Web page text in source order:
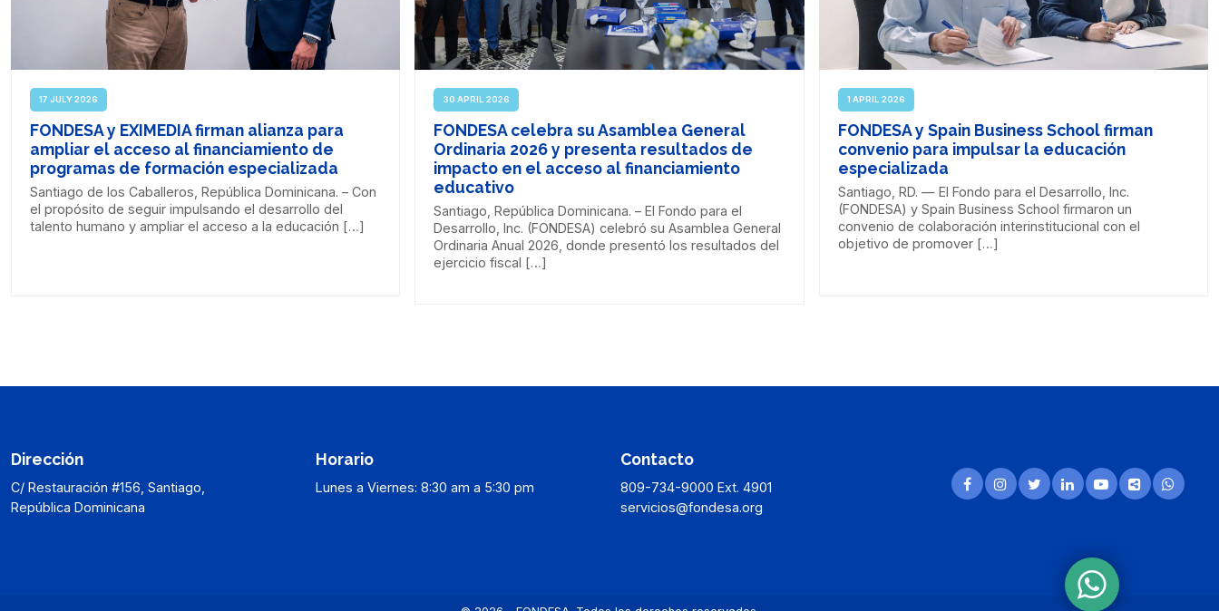
17 JULY 2026
FONDESA y EXIMEDIA firman alianza para
ampliar el acceso al financiamiento de
programas de formación especializada
Santiago de los Caballeros, República Dominicana. – Con
el propósito de seguir impulsando el desarrollo del
talento humano y ampliar el acceso a la educación […]
30 APRIL 2026
FONDESA celebra su Asamblea General
Ordinaria 2026 y presenta resultados de
impacto en el acceso al financiamiento
educativo
Santiago, República Dominicana. – El Fondo para el
Desarrollo, Inc. (FONDESA) celebró su Asamblea General
Ordinaria Anual 2026, donde presentó los resultados del
ejercicio fiscal […]
1 APRIL 2026
FONDESA y Spain Business School firman
convenio para impulsar la educación
especializada
Santiago, RD. — El Fondo para el Desarrollo, Inc.
(FONDESA) y Spain Business School firmaron un
convenio de colaboración interinstitucional con el
objetivo de promover […]
Dirección
C/ Restauración #156, Santiago,
República Dominicana
Horario
Lunes a Viernes: 8:30 am a 5:30 pm
Contacto
809-734-9000 Ext. 4901
servicios@fondesa.org